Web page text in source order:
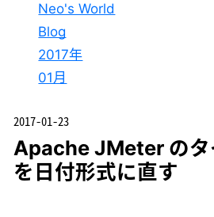
Neo's World
Blog
2017年
01月
2017-01-23
Apache JMeter のタ
を日付形式に直す